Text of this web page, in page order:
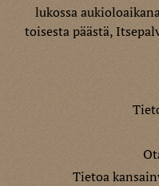
lukossa
toisesta päästä,
Tietoa